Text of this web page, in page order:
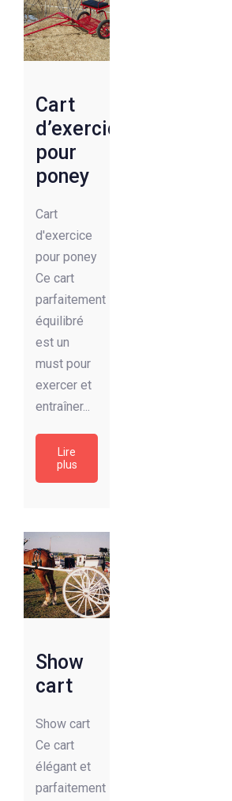
Cart
d’exercice
pour
poney
Cart
d'exercice
pour poney
Ce cart
parfaitement
équilibré
est un
must pour
exercer et
entraîner...
Lire
plus
Show
cart
Show cart
Ce cart
élégant et
parfaitement